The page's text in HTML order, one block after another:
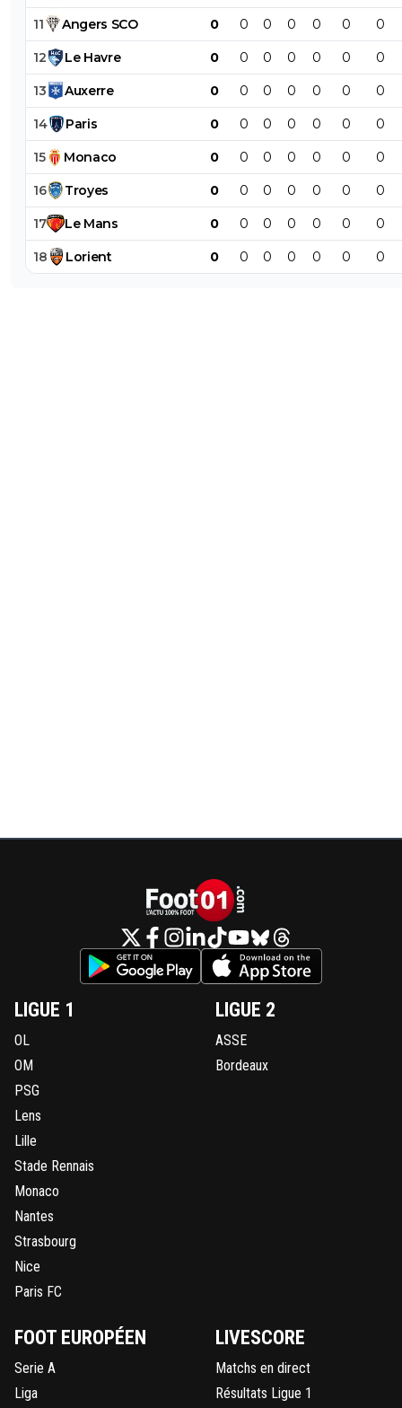
11 Angers SCO 0 0 0 0 0 0 0
12 Le Havre 0 0 0 0 0 0 0
13 Auxerre 0 0 0 0 0 0 0
14 Paris 0 0 0 0 0 0 0
15 Monaco 0 0 0 0 0 0 0
16 Troyes 0 0 0 0 0 0 0
17 Le Mans 0 0 0 0 0 0 0
18 Lorient 0 0 0 0 0 0 0
LIGUE 1
OL
OM
PSG
Lens
Lille
Stade Rennais
Monaco
Nantes
Strasbourg
Nice
Paris FC
LIGUE 2
ASSE
Bordeaux
FOOT EUROPÉEN
Serie A
Liga
LIVESCORE
Matchs en direct
Résultats Ligue 1